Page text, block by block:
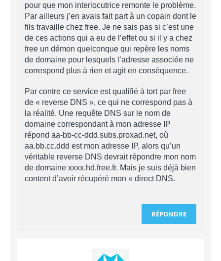
pour que mon interlocutrice remonte le problème.
Par ailleurs j’en avais fait part à un copain dont le
fils travaille chez free. Je ne sais pas si c’est une
de ces actions qui a eu de l’effet ou si il y a chez
free un démon quelconque qui repère les noms
de domaine pour lesquels l’adresse associée ne
correspond plus à rien et agit en conséquence.
Par contre ce service est qualifié à tort par free
de « reverse DNS », ce qui ne correspond pas à
la réalité. Une requête DNS sur le nom de
domaine correspondant à mon adresse IP
répond aa-bb-cc-ddd.subs.proxad.net, où
aa.bb.cc.ddd est mon adresse IP, alors qu’un
véritable reverse DNS devrait répondre mon nom
de domaine xxxx.hd.free.fr. Mais je suis déjà bien
content d’avoir récupéré mon « direct DNS.
RÉPONDRE